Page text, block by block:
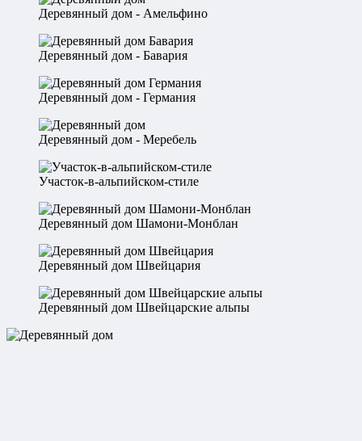
Деревянный дом - Амельфино
Деревянный дом - Бавария
Деревянный дом - Германия
Деревянный дом - Меребель
Участок-в-альпийском-стиле
Деревянный дом Шамони-Монблан
Деревянный дом Швейцария
Деревянный дом Швейцарские альпы